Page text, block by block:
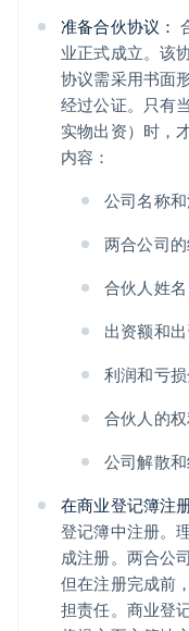
准备合伙协议：
业正式成立。该
协议需采用书面
经过公证。只有
实物出资）时，
内容：
公司名称
两合公司
合伙人姓名
出资额和
利润和亏
合伙人的
公司解散
在商业登记簿注
登记簿中注册。
成注册。两合公
但在注册完成前
担责任。商业登